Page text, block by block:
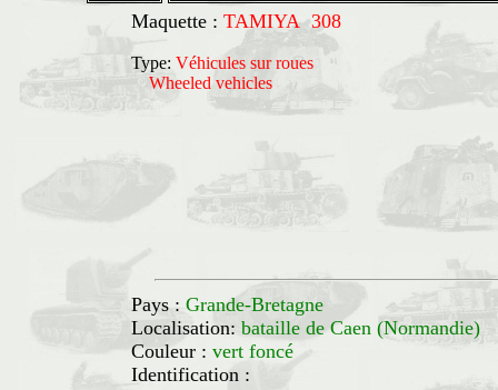
Maquette : TAMIYA 308
Type: Véhicules sur roues
Wheeled vehicles
Pays : Grande-Bretagne
Localisation: bataille de Caen
Couleur : vert foncé
Identification :